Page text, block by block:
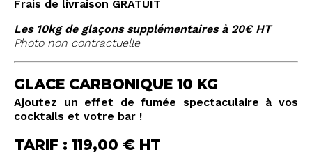
Frais de livraison GRATUIT
Les 10kg de glaçons supplémentaires à 20€ HT
Photo non contractuelle
GLACE CARBONIQUE 10 KG
Ajoutez un effet de fumée spectaculaire à vos
cocktails et votre bar !
TARIF : 119,00 € HT